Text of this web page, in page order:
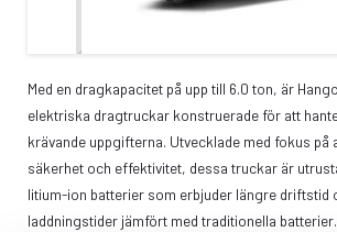
Med en dragkapacitet på upp till 6.0 ton, är
elektriska dragtruckar konstruerade för att
krävande uppgifterna. Utvecklade med fokus på
säkerhet och effektivitet, dessa truckar är
litium-ion batterier som erbjuder längre driftstid
laddningstider jämfört med traditionella